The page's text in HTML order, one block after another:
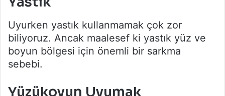
Uyurken yastık kullanmamak çok zor
biliyoruz. Ancak maalesef ki yastık yüz ve
boyun bölgesi için önemli bir sarkma
sebebi.
Yüzükoyun Uyumak